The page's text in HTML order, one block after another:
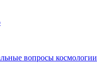
вопросы космологии